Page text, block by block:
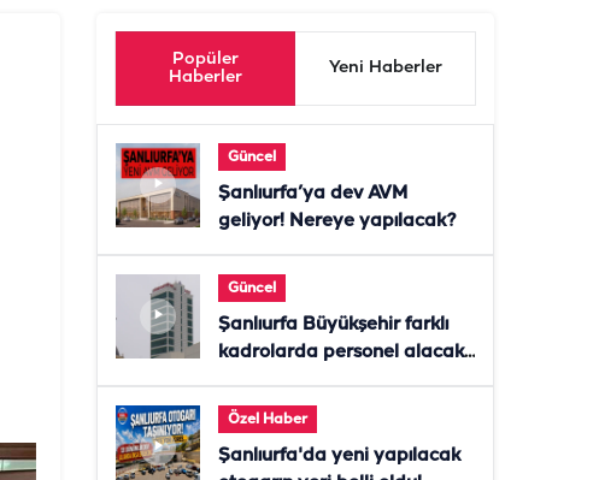
Popüler
Haberler
Yeni Haberler
Güncel
Şanlıurfa’ya dev AVM
geliyor! Nereye yapılacak?
Güncel
Şanlıurfa Büyükşehir farklı
kadrolarda personel alacak!
Özel Haber
Şanlıurfa'da yeni yapılacak